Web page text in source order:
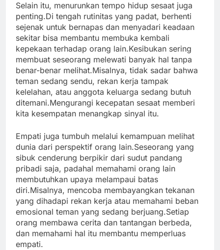
Selain itu, menurunkan tempo hidup sesaat juga
penting.Di tengah rutinitas yang padat, berhenti
sejenak untuk bernapas dan menyadari keadaan
sekitar bisa membantu membuka kembali
kepekaan terhadap orang lain.Kesibukan sering
membuat seseorang melewati banyak hal tanpa
benar-benar melihat.Misalnya, tidak sadar bahwa
teman sedang sendu, rekan kerja tampak
kelelahan, atau anggota keluarga sedang butuh
ditemani.Mengurangi kecepatan sesaat memberi
kita kesempatan menangkap sinyal itu.
Empati juga tumbuh melalui kemampuan melihat
dunia dari perspektif orang lain.Seseorang yang
sibuk cenderung berpikir dari sudut pandang
pribadi saja, padahal memahami orang lain
membutuhkan upaya melampaui batas
diri.Misalnya, mencoba membayangkan tekanan
yang dihadapi rekan kerja atau memahami beban
emosional teman yang sedang berjuang.Setiap
orang membawa cerita dan tantangan berbeda,
dan memahami hal itu membantu memperluas
empati.